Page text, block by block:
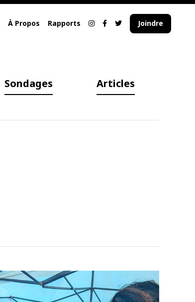
À Propos Rapports Joindre
Sondages Articles